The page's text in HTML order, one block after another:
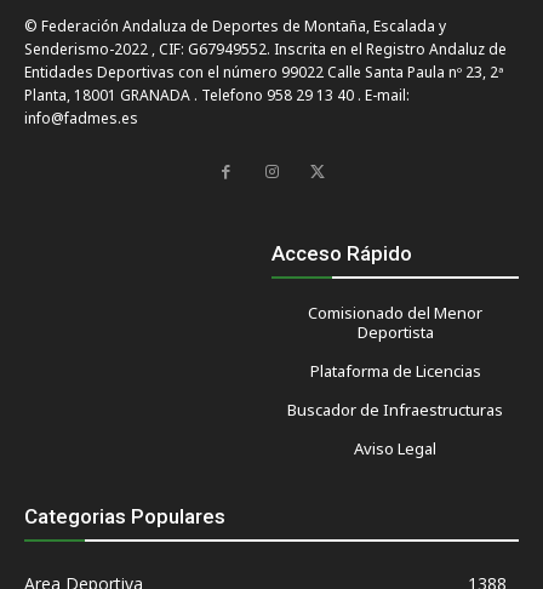
© Federación Andaluza de Deportes de Montaña, Escalada y
Senderismo-2022 , CIF: G67949552. Inscrita en el Registro Andaluz de
Entidades Deportivas con el número 99022 Calle Santa Paula nº 23, 2ª
Planta, 18001 GRANADA . Telefono 958 29 13 40 . E-mail:
info@fadmes.es
Acceso Rápido
Comisionado del Menor
Deportista
Plataforma de Licencias
Buscador de Infraestructuras
Aviso Legal
Categorias Populares
Area Deportiva 1388